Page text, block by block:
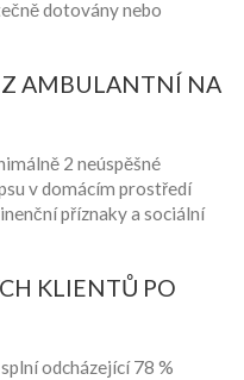
dotovány nebo
Z AMBULANTNÍ NA
2 neúspěšné
v domácím prostředí
příznaky a sociální
KLIENTŮ PO
odcházející 78 %